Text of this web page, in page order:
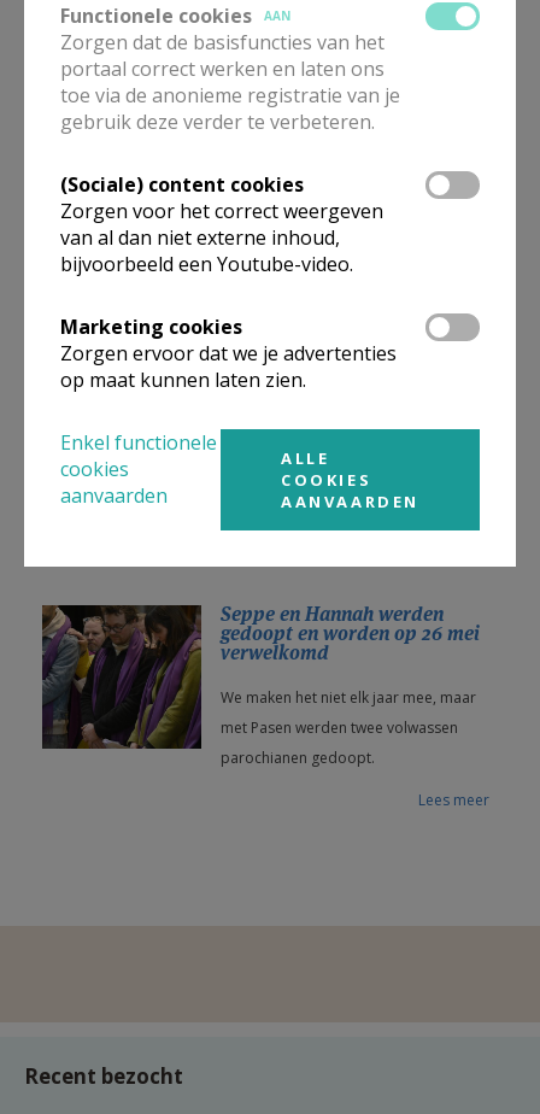
Pasen. We nodigen u uit naar de
vieringen van de Goede Week en Pasen.
Maar wat betekenen ze?
Ecokerk zaait hoop
Ecokerk is een deelwerking van de
Katholieke Kerk, begaan met zorg voor
Wachtebeke
Seppe en Hannah werden
gedoopt en worden op 26 mei
verwelkomd
We maken het niet elk jaar mee, maar
met Pasen werden twee volwassen
parochianen gedoopt.
Lees meer
Recent bezocht
Functionele cookies
AAN
Zorgen dat de basisfuncties van het
portaal correct werken en laten ons
toe via de anonieme registratie van je
gebruik deze verder te verbeteren.
(Sociale) content cookies
Zorgen voor het correct weergeven
van al dan niet externe inhoud,
bijvoorbeeld een Youtube-video.
Marketing cookies
Zorgen ervoor dat we je advertenties
op maat kunnen laten zien.
Enkel functionele
cookies
aanvaarden
ALLE
COOKIES
AANVAARDEN